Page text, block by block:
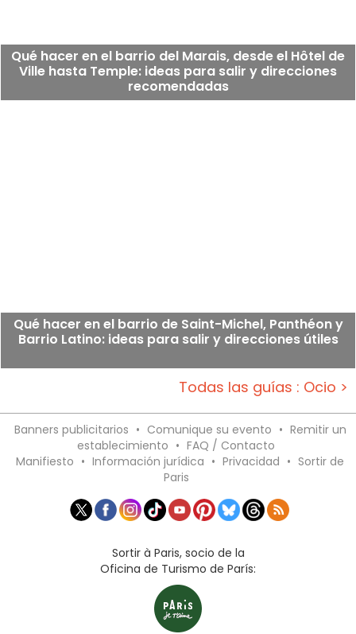
Qué hacer en el barrio del Marais, desde el Hôtel de
Ville hasta Temple: ideas para salir y direcciones
recomendadas
Qué hacer en el barrio de Saint-Michel, Panthéon y
Barrio Latino: ideas para salir y direcciones útiles
Todas las guías : Ocio >
Banners publicitarios • Comunique su evento • Remitir un
establecimiento • FAQ / Contacto
Manifiesto • Información jurídica • Privacidad • Sortir de
Paris
Sortir à Paris, socio de la
Oficina de Turismo de París: